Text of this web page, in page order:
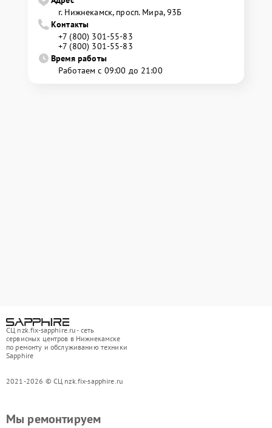
г. Нижнекамск, просп. Мира, 93Б
Контакты
+7 (800) 301-55-83
+7 (800) 301-55-83
Время работы
Работаем с 09:00 до 21:00
СЦ nzk.fix-sapphire.ru - сеть
сервисных центров в Нижнекамске
по ремонту и обслуживанию техники
Sapphire
2021-2026 © СЦ nzk.fix-sapphire.ru
Мы ремонтируем